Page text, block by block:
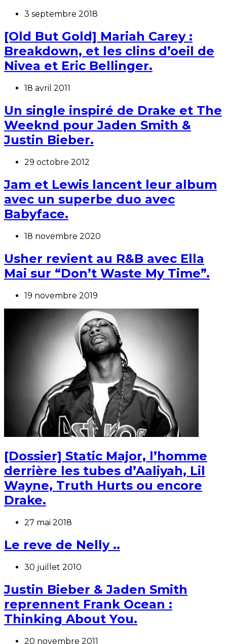
3 septembre 2018
[Old But Gold] Mariah Carey :
Breakdown, et les clins d’oeil de
Nivea et Eric Bellinger.
18 avril 2011
Un single inspiré de Drake et The
Weeknd pour Jaden Smith &
Justin Bieber.
29 octobre 2012
Jam et Lewis lancent leur album
avec un superbe duo avec
Babyface.
18 novembre 2020
Usher revient au R&B avec Ella
Mai sur “Don’t Waste My Time”.
19 novembre 2019
[Dossier] Static Major, l’homme
derrière les tubes d’Aaliyah, Lil
Wayne, Truth Hurts ou encore
Drake.
27 mai 2018
Le reve de Nelly ..
30 juillet 2010
Justin Bieber & Jaden Smith
reprennent Frank Ocean :
Thinking About You.
20 novembre 2011